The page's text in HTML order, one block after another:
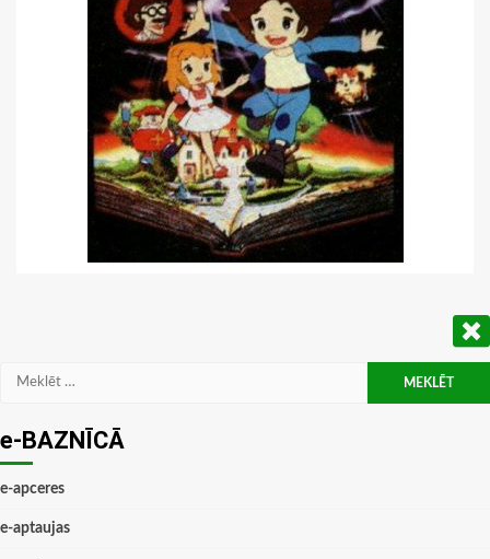
Meklēt:
e-BAZNĪCĀ
e-apceres
e-aptaujas